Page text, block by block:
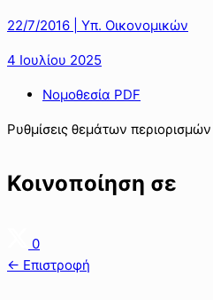
22/7/2016 | Υπ. Οικονομικών
4 Ιουλίου 2025
Νομοθεσία PDF
Ρυθμίσεις θεμάτων
Κοινοποίηση σε
0
← Επιστροφή